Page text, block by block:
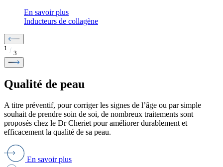
En savoir plus
Inducteurs de collagène
1
3
Qualité de peau
A titre préventif, pour corriger les signes de l’âge ou par simple
souhait de prendre soin de soi, de nombreux traitements sont
proposés chez le Dr Cheriet pour améliorer durablement et
efficacement la qualité de sa peau.
En savoir plus